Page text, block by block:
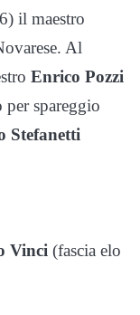
il maestro
Al
Enrico Pozzi
spareggio
Stefanetti
Vinci (fascia elo